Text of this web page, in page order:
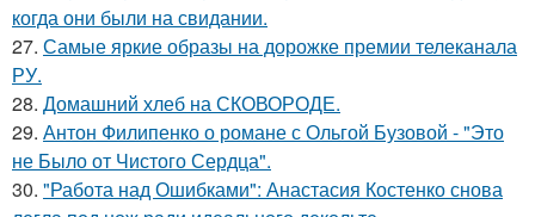
когда они были на свидании.
27. Самые яркие образы на дорожке премии телеканала
РУ.
28. Домашний хлеб на СКОВОРОДЕ.
29. Антон Филипенко о романе с Ольгой Бузовой - "Это
не Было от Чистого Сердца".
30. "Работа над Ошибками": Анастасия Костенко снова